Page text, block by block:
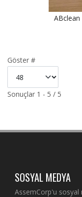
ABclean
Göster #
Sonuçlar 1 - 5 / 5
SOSYAL MEDYA
AssemCorp'u sosyal